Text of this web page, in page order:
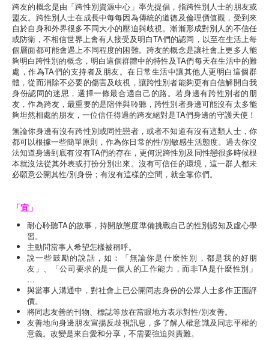
跨友的概念是由「跨性別資源中心」率先提倡，指跨性別人士的朋友或
盟友。跨性別人士在成長中每每因為傳統的道德及倫理價值觀，受到來
自於自身和外界很多不同大小的壓迫與歧視。漸漸形成對別人的不信任
或防衛，不相信世界上會有人接受及明白TA們的認同，以至在生活上每
個層面都可能會遇上不同程度的困難。跨友的概念是讓社會上更多人能
夠明白跨性別的概念，明白這個群體中的特性及TA們每天在生活中的難
處，作為TA們的支持者及朋友。在日常生活中讓其他人更明白這個群
體，從而消除不必要的傷害及歧視，讓跨性別者能夠更有自信解開自我
身份認同的迷思，選擇一條最合適自己的路。若身邊有跨性別者的朋
友，作為跨友，最重要的是陪伴與聆聽，跨性別者身邊可能沒有太多能
夠坦然相處的朋友，一位信任得過的跨友絕對是TA們身邊的守護天使！
無論你身邊有沒有跨性別或同性戀者，或者不知道有沒有這類人士，你
都可以根據一些簡單原則，作為你日常的性/別敏感生活態度。過去你沒
法知道身邊到底有沒有TA們的存在，更何況跨性別及同性戀很多時候根
本就沒法從其外表或打扮分別出來。沒有可信任的環境，這一群人都未
必願意公開其性/別身份；有沒有這樣的空間，就全靠你們。
「宜」
耐心聆聽TA的故事，持開放態度準備挑戰自己的性別認知及虛心學
習。
主動問當事人希望怎樣被稱呼。
說一些鼓勵的說話，如：「無論你是什麼性別，都是我的好朋
友」、「公司要求的是一個人的工作能力，而非TA是什麼性別」
…
與當事人溝通中，對社會上已公開同志身份的公眾人士多作正面評
價。
將同志友善的刊物、標誌等放在當眼地方表示對性/別友善。
友善地向身邊朋友宣揚反歧視訊息，多了解人權意識及同志平權的
意義。改變是來自愛和分享，不需要強迫與責難。